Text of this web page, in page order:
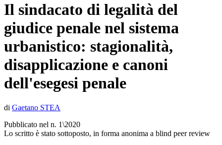
Il sindacato di legalità del
giudice penale nel sistema
urbanistico: stagionalità,
disapplicazione e canoni
dell'esegesi penale
di Gaetano STEA
Pubblicato nel n. 1\2020
Lo scritto è stato sottoposto, in forma anonima a blind peer review